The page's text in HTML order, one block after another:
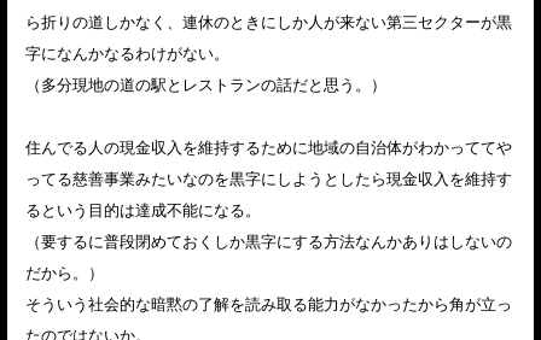
ら折りの道しかなく、連休のときにしか人が来ない第三セクターが黒
字になんかなるわけがない。
（多分現地の道の駅とレストランの話だと思う。）
住んでる人の現金収入を維持するために地域の自治体がわかっててや
ってる慈善事業みたいなのを黒字にしようとしたら現金収入を維持す
るという目的は達成不能になる。
（要するに普段閉めておくしか黒字にする方法なんかありはしないの
だから。）
そういう社会的な暗黙の了解を読み取る能力がなかったから角が立っ
たのではないか。